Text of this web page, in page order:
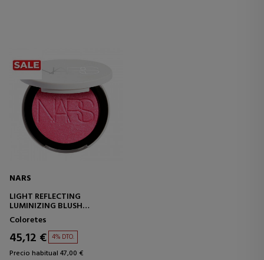
NARS
LIGHT REFLECTING
LUMINIZING BLUSH
COLORETE EN POLVO
ILUMINADOR
Coloretes
45,12 € 4% DTO.
Precio habitual 47,00 €